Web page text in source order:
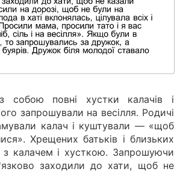
собою повні хустки калачів і
запрошували на весілля. Родичі
калач і куштували — «щоб
Хрещених батьків і близьких
з калачем і хусткою. Запрошуючи
заходили до хати, щоб не